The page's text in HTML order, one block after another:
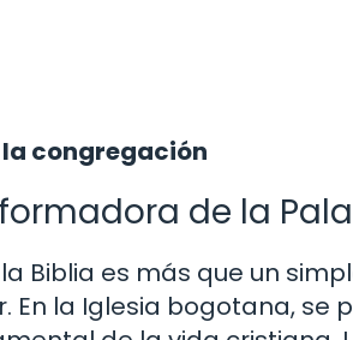
la congregación
de la
Biblia es más que un
En la Iglesia bogotana, se